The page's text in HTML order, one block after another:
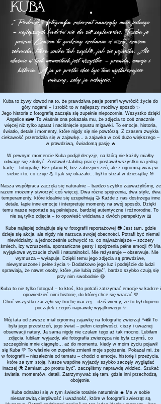
KUBA
„Podróze i fotografia zwierzat nauczyly mnie jednego
– najlepszych kadrów nie dasie zaplanowac. Trzeba je
poczuc. Czasem to godziny czekania w ciszy, czasem
sekunda, która znika tak szybko, jaksiepojawila. Ale
wlasnie w tych momentach jest wszystko – prawda, emocje i
historia. A ja po prostu chce byc tam wystarczajcco
uwazny, zeby ja uchwycic.”
Kuba to żywy dowód na to, że prawdziwa pasja potrafi wywrócić życie do
góry nogami – i zrobić to w najlepszy możliwy sposób ✨
Jego historia z fotografią zaczęła się zupełnie niepozornie. Wszystko dzięki
Angelice 📸❤️ To właśnie ona pokazała mu, że zdjęcia to coś znacznie
więcej niż tylko aparat i naciśnięcie spustu migawki. To emocje, historia,
światło, detale i momenty, które nigdy się nie powtórzą. Z czasem zwykła
ciekawość przerodziła się w zajawkę… a zajawka w coś dużo większego –
w prawdziwą, świadomą pasję 🔥
W pewnym momencie Kuba podjął decyzję, na którą nie każdy miałby
odwagę się zdobyć. Zostawił stabilną pracę i postawił wszystko na jedną
kartę – fotografię. Bez planu B, bez zabezpieczeń, ale z ogromną wiarą w
siebie i to, co czuje 💪 I jak się okazało… był to strzał w dziesiątkę 🎯
Nasza współpraca zaczęła się naturalnie – bardzo szybko zauważyliśmy, że
razem możemy stworzyć coś więcej. Dwa różne spojrzenia, dwa style, dwa
temperamenty, które idealnie się uzupełniają 🤝 Każde z nas dostrzega inne
detale, łapie inne emocje i interpretuje momenty na swój sposób. Dzięki
temu nasze reportaże są pełniejsze, bardziej autentyczne i różnorodne. To
nie są tylko zdjęcia – to opowieść widziana z dwóch perspektyw 📖
Kuba najlepiej odnajduje się w fotografii reportażowej 📷 Jest tam, gdzie
dzieje się akcja, ale nigdy nie narzuca swojej obecności. Potrafi być niemal
niewidzialny, a jednocześnie uchwycić to, co najważniejsze – szczery
śmiech, łzy wzruszenia, spontaniczne gesty i spojrzenia pełne emocji 🥹 Ma
wyjątkowe wyczucie chwili i naturalności. Nie reżyseruje – obserwuje. Nie
wymusza – wyłapuje. Dzięki temu jego zdjęcia są prawdziwe,
niewymuszone i pełne życia ✨ Dodatkowo jego luz i podejście do ludzi
sprawiają, że nawet osoby, które „nie lubią zdjęć”, bardzo szybko czują się
przy nim swobodnie 😄
Kuba to nie tylko fotograf – to ktoś, kto potrafi zatrzymać emocje w kadrze i
opowiedzieć nimi historię, do której chce się wracać 💛
Choć wszystko zaczęło się trochę inaczej… dziś wiemy, że to był dopiero
początek czegoś naprawdę wyjątkowego ✨
Mój tata od zawsze miał ogromną zajawkę na fotografię zwierząt 🐾📸 To
była jego przestrzeń, jego świat – pełen cierpliwości, ciszy i uważnej
obserwacji natury. Ja sama nigdy nie czułam tego aż tak mocno. Lubiłam
zdjęcia, lubiłam wyjazdy, ale fotografia zwierzęca nie była czymś, co
szczególnie mnie ciągnęło… aż do momentu, kiedy w moim życiu pojawił
się Kuba 💛 To właśnie on zupełnie zmienił moje spojrzenie. Pokazał mi, że
w fotografii – niezależnie od tematu – chodzi o emocje, historię i przeżycia,
które za tym stoją. Nasze wspólne wyjazdy szybko zaczęły wyglądać
inaczej 🌍 Zamiast „po prostu być”, zaczęliśmy naprawdę widzieć. Szukać
światła, momentów, detali. Zatrzymywać się tam, gdzie inni przechodzą
obojętnie.
Kuba odnalazł się w tym świecie totalnie naturalnie 🔥 Ma w sobie
niesamowitą cierpliwość i uważność, które w fotografii zwierząt są